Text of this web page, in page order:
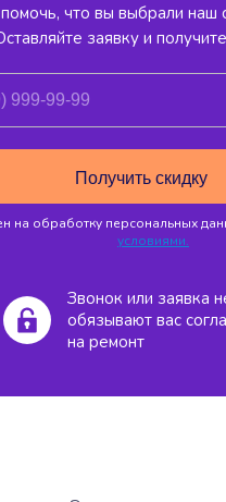
что вы выбрали наш
заявку и
на обработку персональных
условиями.
Звонок или заявка
обязывают вас
на ремонт